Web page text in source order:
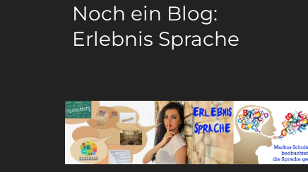
Noch ein Blog:
Erlebnis Sprache